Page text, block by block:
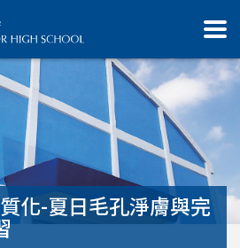
化-夏日毛孔淨膚與完